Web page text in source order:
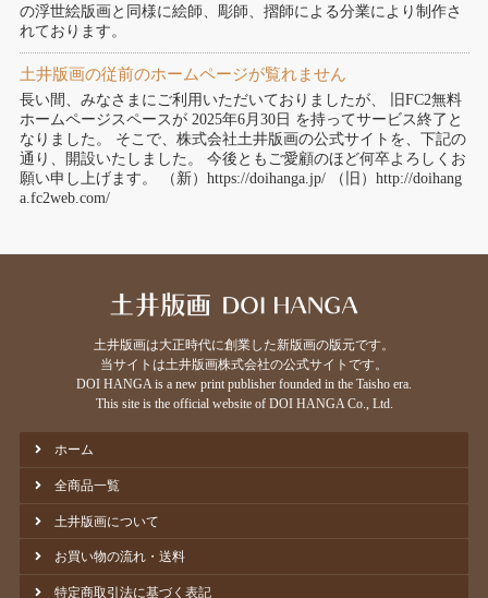
の浮世絵版画と同様に絵師、彫師、摺師による分業により制作さ
れております。
土井版画の従前のホームページが覧れません
長い間、みなさまにご利用いただいておりましたが、 旧FC2無料
ホームページスペースが 2025年6月30日 を持ってサービス終了と
なりました。 そこで、株式会社土井版画の公式サイトを、下記の
通り、開設いたしました。 今後ともご愛顧のほど何卒よろしくお
願い申し上げます。 （新）https://doihanga.jp/ （旧）http://doihang
a.fc2web.com/
⼟井版画は⼤正時代に創業した新版画の版元です。
当サイトは土井版画株式会社の公式サイトです。
DOI HANGA is a new print publisher founded in the Taisho era.
This site is the official website of DOI HANGA Co., Ltd.
ホーム
全商品一覧
土井版画について
お買い物の流れ・送料
特定商取引法に基づく表記